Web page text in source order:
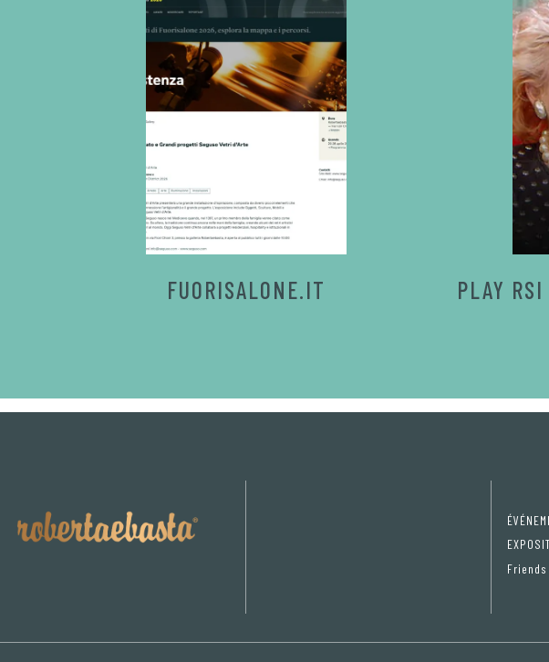
FUORISALONE.IT PLAY
Friends